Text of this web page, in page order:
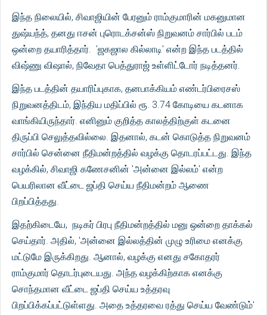
இந்த நிலையில், சிவாஜியின் பேரனும் ராம்குமாரின் மகனுமான
துஷ்யந்த், தனது ஈசன் புரொடக்சன்ஸ் நிறுவனம் சார்பில் படம்
ஒன்றை தயாரித்தார். 'ஜகஜால கில்லாடி' என்ற இந்த படத்தில்
விஷ்ணு விஷால், நிவேதா பெத்துராஜ் உள்ளிட்டோர் நடித்தனர்.
இந்த படத்தின் தயாரிப்புகாக, தனபாக்கியம் எண்டர்பிரைசஸ்
நிறுவனத்திடம், இந்திய மதிப்பில் ரூ. 3.74 கோடியை கடனாக
வாங்கியிருந்தார். எனினும் குறித்த காலத்திற்குள் கடனை
திருப்பி செலுத்தவில்லை. இதனால், கடன் கொடுத்த நிறுவனம்
சார்பில் சென்னை நீதிமன்றத்தில் வழக்கு தொடரப்பட்டது. இந்த
வழக்கில், சிவாஜி கணேசனின் 'அன்னை இல்லம்' என்ற
பெயரிலான வீட்டை ஜப்தி செய்ய நீதிமன்றம் ஆணை
பிறப்பித்தது.
இதற்கிடையே, நடிகர் பிரபு நீதிமன்றத்தில் மனு ஒன்றை தாக்கல்
செய்தார். அதில், 'அன்னை இல்லத்தின் முழு உரிமை எனக்கு
மட்டுமே இருக்கிறது. ஆனால், வழக்கு எனது சகோதரர்
ராம்குமார் தொடர்புடையது. அந்த வழக்கிற்காக எனக்கு
சொந்தமான வீட்டை ஜப்தி செய்ய உத்தரவு
பிறப்பிக்கப்பட்டுள்ளது. அதை உத்தரவை ரத்து செய்ய வேண்டும்'